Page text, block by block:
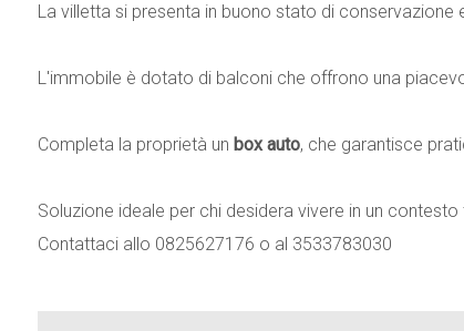
La villetta si presenta in buono stato di conservazione
L'immobile è dotato di balconi che offrono una
Completa la proprietà un box auto, che garantisce
Soluzione ideale per chi desidera vivere in un
Contattaci allo 0825627176 o al 3533783030